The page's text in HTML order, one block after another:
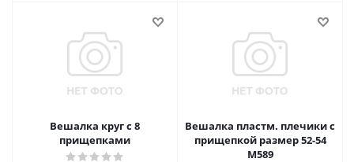
Вешалка круг с 8
прищепками
Вешалка пластм. плечики с
прищепкой размер 52-54
М589